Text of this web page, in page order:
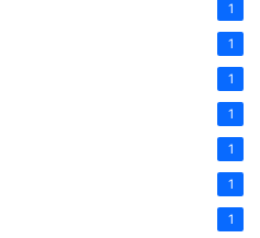
1
1
1
1
1
1
1